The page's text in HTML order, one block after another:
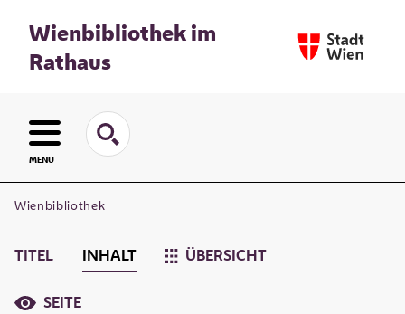
Wienbibliothek im
Rathaus
MENU
Wienbibliothek
TITEL INHALT ÜBERSICHT
SEITE